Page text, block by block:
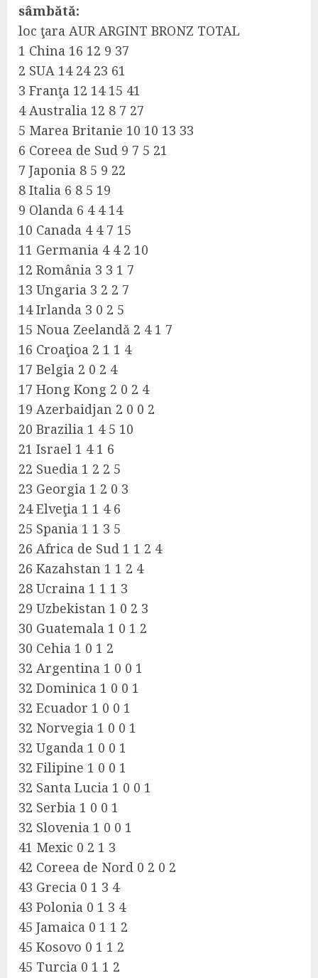
sâmbătă:
loc ţara AUR ARGINT BRONZ TOTAL
1 China 16 12 9 37
2 SUA 14 24 23 61
3 Franţa 12 14 15 41
4 Australia 12 8 7 27
5 Marea Britanie 10 10 13 33
6 Coreea de Sud 9 7 5 21
7 Japonia 8 5 9 22
8 Italia 6 8 5 19
9 Olanda 6 4 4 14
10 Canada 4 4 7 15
11 Germania 4 4 2 10
12 România 3 3 1 7
13 Ungaria 3 2 2 7
14 Irlanda 3 0 2 5
15 Noua Zeelandă 2 4 1 7
16 Croaţioa 2 1 1 4
17 Belgia 2 0 2 4
17 Hong Kong 2 0 2 4
19 Azerbaidjan 2 0 0 2
20 Brazilia 1 4 5 10
21 Israel 1 4 1 6
22 Suedia 1 2 2 5
23 Georgia 1 2 0 3
24 Elveţia 1 1 4 6
25 Spania 1 1 3 5
26 Africa de Sud 1 1 2 4
26 Kazahstan 1 1 2 4
28 Ucraina 1 1 1 3
29 Uzbekistan 1 0 2 3
30 Guatemala 1 0 1 2
30 Cehia 1 0 1 2
32 Argentina 1 0 0 1
32 Dominica 1 0 0 1
32 Ecuador 1 0 0 1
32 Norvegia 1 0 0 1
32 Uganda 1 0 0 1
32 Filipine 1 0 0 1
32 Santa Lucia 1 0 0 1
32 Serbia 1 0 0 1
32 Slovenia 1 0 0 1
41 Mexic 0 2 1 3
42 Coreea de Nord 0 2 0 2
43 Grecia 0 1 3 4
43 Polonia 0 1 3 4
45 Jamaica 0 1 1 2
45 Kosovo 0 1 1 2
45 Turcia 0 1 1 2